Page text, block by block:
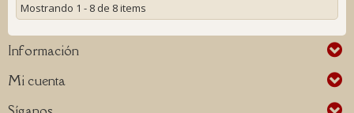
Mostrando 1 - 8 de 8 items
Información
Mi cuenta